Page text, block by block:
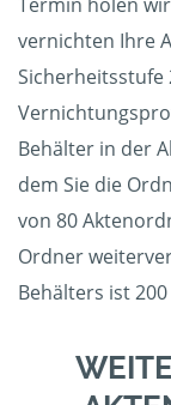
vernichten Ihre
Sicherheitsstufe
Behälter in der
dem Sie die
von 80
Ordner
Behälters ist 200